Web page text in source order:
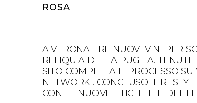
ROSA
A VERONA TRE NUOVI VINI PER
RELIQUIA DELLA PUGLIA.
SITO COMPLETA IL PROCESSO
NETWORK . CONCLUSO IL
CON LE NUOVE ETICHETTE DEL